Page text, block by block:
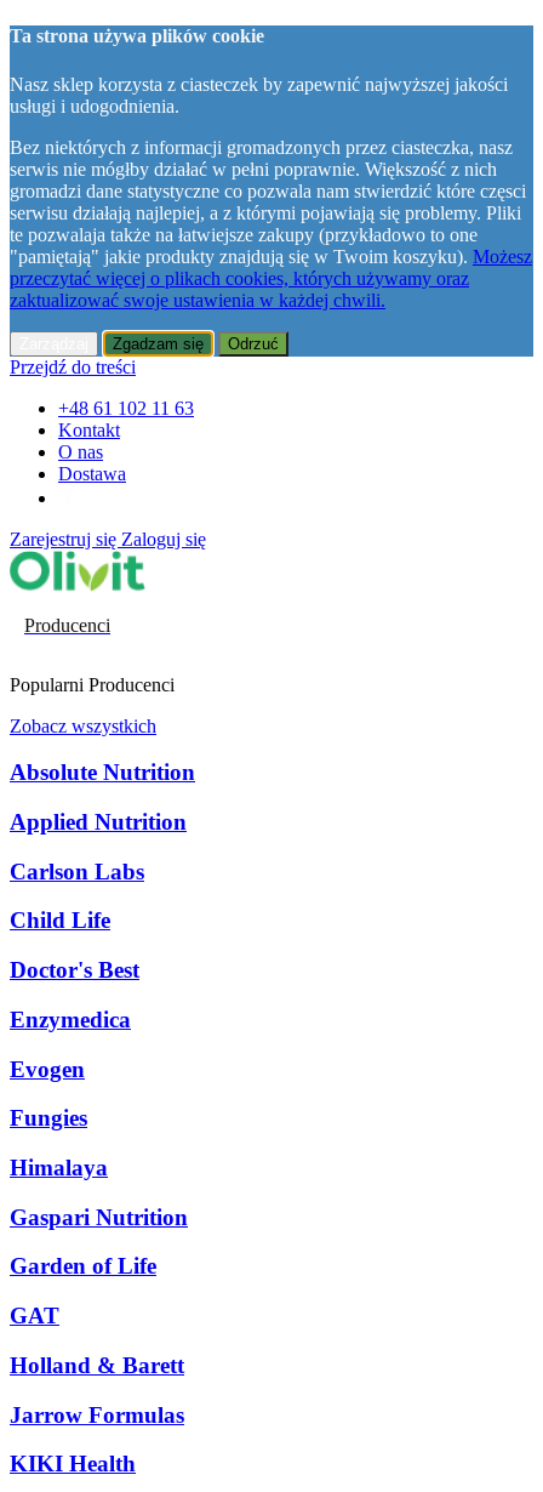
Ta strona używa plików cookie
Nasz sklep korzysta z ciasteczek by zapewnić najwyższej jakości
usługi i udogodnienia.
Bez niektórych z informacji gromadzonych przez ciasteczka, nasz
serwis nie mógłby działać w pełni poprawnie. Większość z nich
gromadzi dane statystyczne co pozwala nam stwierdzić które częsci
serwisu działają najlepiej, a z którymi pojawiają się problemy. Pliki
te pozwalaja także na łatwiejsze zakupy (przykładowo to one
"pamiętają" jakie produkty znajdują się w Twoim koszyku). Możesz
przeczytać więcej o plikach cookies, których używamy oraz
zaktualizować swoje ustawienia w każdej chwili.
Zgadzam się Odrzuć
Przejdź do treści
+48 61 102 11 63
Kontakt
O nas
Dostawa
Zarejestruj się Zaloguj się
Producenci
Popularni Producenci
Zobacz wszystkich
Absolute Nutrition
Applied Nutrition
Carlson Labs
Child Life
Doctor's Best
Enzymedica
Evogen
Fungies
Himalaya
Gaspari Nutrition
Garden of Life
GAT
Holland & Barett
Jarrow Formulas
KIKI Health